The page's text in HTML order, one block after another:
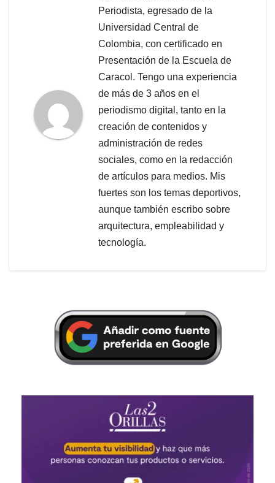
Periodista, egresado de la
Universidad Central de
Colombia, con certificado en
Presentación de la Escuela de
Caracol. Tengo una experiencia
de más de 3 años en el
periodismo digital, tanto en la
creación de contenidos y
administración de redes
sociales, como en la redacción
de artículos para medios. Mis
fuertes son los temas deportivos,
aunque también escribo sobre
arquitectura, empleabilidad y
tecnología.